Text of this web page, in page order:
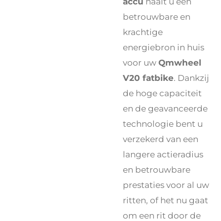
betrouwbare en
krachtige
energiebron in huis
voor uwQmwheel
V20 fatbike. Dankzij
de hoge capaciteit
en de geavanceerde
technologie bent u
verzekerd van een
langere actieradius
en betrouwbare
prestaties voor al uw
ritten, of het nu gaat
om een rit door de